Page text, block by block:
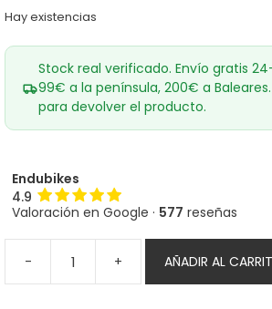
Hay existencias
Stock real verificado. Envío gratis
99€ a la península, 200€ a Baleares.
para devolver el producto.
Endubikes
4.9
Valoración en Google · 577 reseñas
-
MUC-
+ AÑADIR AL